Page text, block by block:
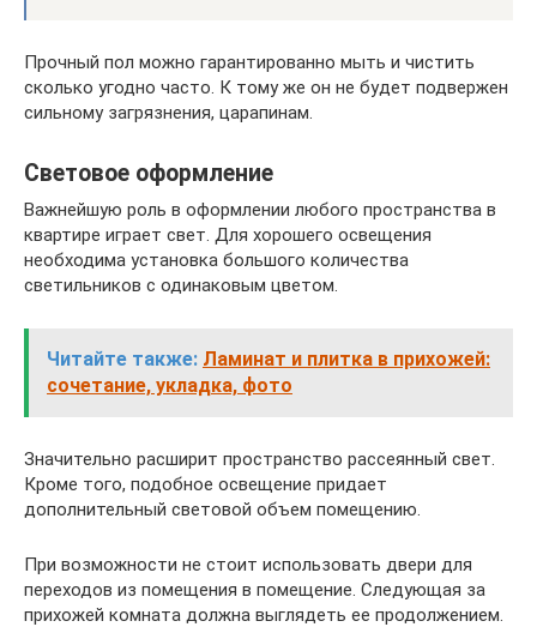
Прочный пол можно гарантированно мыть и чистить
сколько угодно часто. К тому же он не будет подвержен
сильному загрязнения, царапинам.
Световое оформление
Важнейшую роль в оформлении любого пространства в
квартире играет свет. Для хорошего освещения
необходима установка большого количества
светильников с одинаковым цветом.
Читайте также: Ламинат и плитка в прихожей:
сочетание, укладка, фото
Значительно расширит пространство рассеянный свет.
Кроме того, подобное освещение придает
дополнительный световой объем помещению.
При возможности не стоит использовать двери для
переходов из помещения в помещение. Следующая за
прихожей комната должна выглядеть ее продолжением.